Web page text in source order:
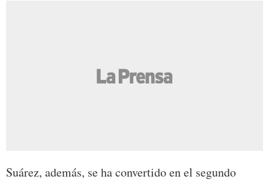
Suárez, además, se ha convertido en el segundo